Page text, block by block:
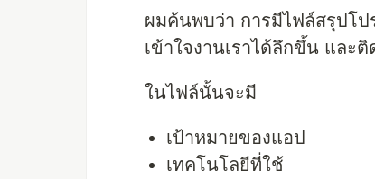
ผมค้นพบว่า การมีไฟล์สรุปโป
เข้าใจงานเราได้ลึกขึ้น และ
ในไฟล์นั้นจะมี
เป้าหมายของแอป
เทคโนโลยีที่ใช้